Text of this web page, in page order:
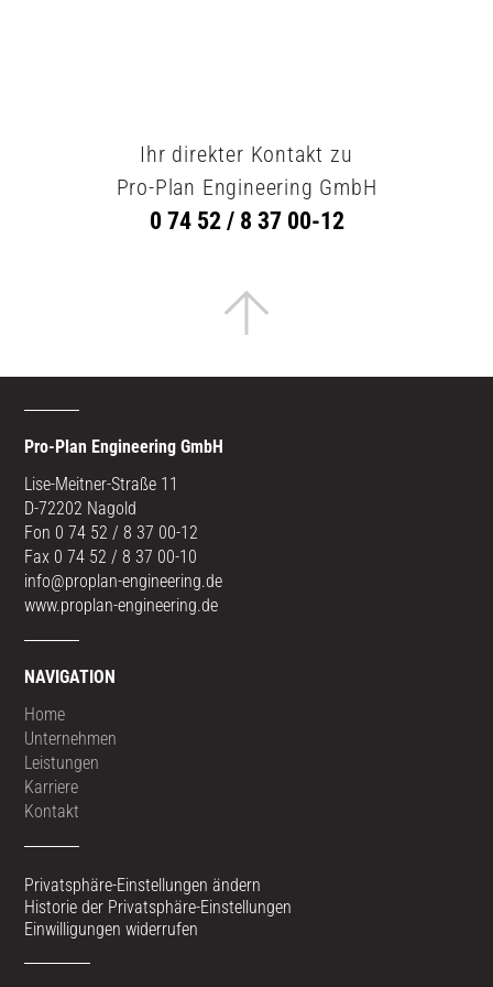
Ihr direkter Kontakt zu
Pro-Plan Engineering GmbH
0 74 52 / 8 37 00-12
Pro-Plan Engineering GmbH
Lise-Meitner-Straße 11
D-72202 Nagold
Fon 0 74 52 / 8 37 00-12
Fax 0 74 52 / 8 37 00-10
info@proplan-engineering.de
www.proplan-engineering.de
NAVIGATION
Home
Unternehmen
Leistungen
Karriere
Kontakt
Privatsphäre-Einstellungen ändern
Historie der Privatsphäre-Einstellungen
Einwilligungen widerrufen